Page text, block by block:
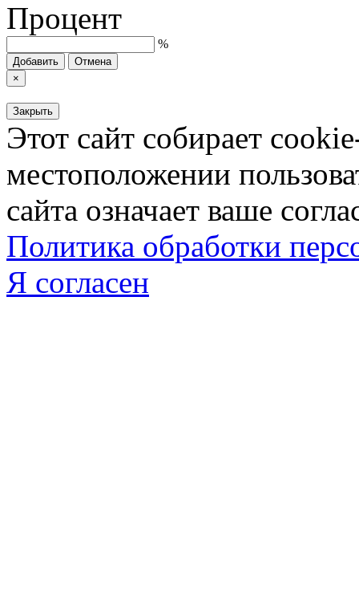
Процент
%
Добавить
Отмена
×
Закрыть
Этот сайт собирает
местоположении
сайта означает ваше
Политика обработки
Я согласен